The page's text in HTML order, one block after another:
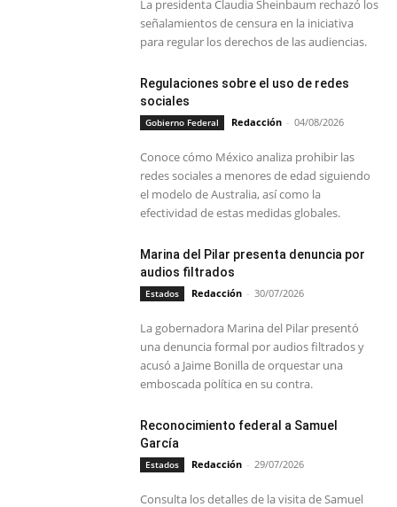
La presidenta Claudia Sheinbaum rechazó los
señalamientos de censura en la iniciativa
para regular los derechos de las audiencias.
Regulaciones sobre el uso de redes
sociales
Gobierno Federal Redacción - 04/08/2026
Conoce cómo México analiza prohibir las
redes sociales a menores de edad siguiendo
el modelo de Australia, así como la
efectividad de estas medidas globales.
Marina del Pilar presenta denuncia por
audios filtrados
Estados Redacción - 30/07/2026
La gobernadora Marina del Pilar presentó
una denuncia formal por audios filtrados y
acusó a Jaime Bonilla de orquestar una
emboscada política en su contra.
Reconocimiento federal a Samuel
García
Estados Redacción - 29/07/2026
Consulta los detalles de la visita de Samuel